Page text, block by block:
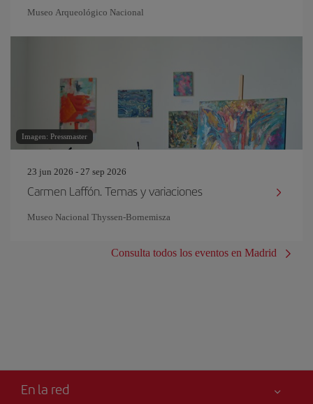
Museo Arqueológico Nacional
Imagen: Pressmaster
23 jun 2026 - 27 sep 2026
Carmen Laffón. Temas y variaciones
Museo Nacional Thyssen-Bornemisza
Consulta todos los eventos en Madrid
En la red